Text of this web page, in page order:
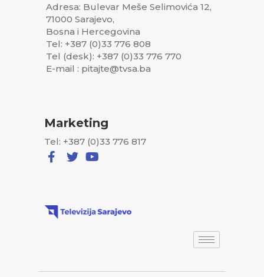
Adresa: Bulevar Meše Selimovića 12,
71000 Sarajevo,
Bosna i Hercegovina
Tel: +387 (0)33 776 808
Tel (desk): +387 (0)33 776 770
E-mail : pitajte@tvsa.ba
Marketing
Tel: +387 (0)33 776 817